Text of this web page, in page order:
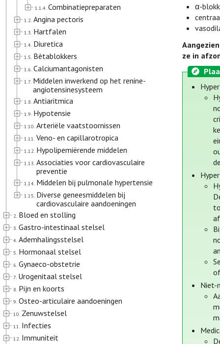
1.1.4. Combinatiepreparaten
1.2. Angina pectoris
1.3. Hartfalen
1.4. Diuretica
1.5. Bètablokkers
1.6. Calciumantagonisten
1.7. Middelen inwerkend op het renine-
angiotensinesysteem
1.8. Antiaritmica
1.9. Hypotensie
1.10. Arteriële vaatstoornissen
1.11. Veno- en capillarotropica
1.12. Hypolipemiërende middelen
1.13. Associaties voor cardiovasculaire
preventie
1.14. Middelen bij pulmonale hypertensie
1.15. Diverse geneesmiddelen bij
cardiovasculaire aandoeningen
2. Bloed en stolling
3. Gastro-intestinaal stelsel
4. Ademhalingsstelsel
5. Hormonaal stelsel
6. Gynaeco-obstetrie
7. Urogenitaal stelsel
8. Pijn en koorts
9. Osteo-articulaire aandoeningen
10. Zenuwstelsel
11. Infecties
12. Immuniteit
α-
ze in
Niet-